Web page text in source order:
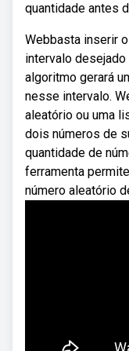
quantidade antes
Webbasta inserir
intervalo
algoritmo gerará
nesse intervalo.
aleatório ou uma
dois números de
quantidade de
ferramenta
número aleatório